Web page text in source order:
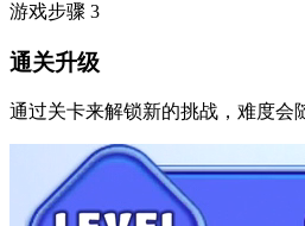
游戏步骤 3
通关升级
通过关卡来解锁新的挑战，难度会